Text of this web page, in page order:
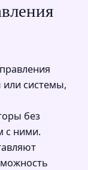
или системы,
без
с ними.